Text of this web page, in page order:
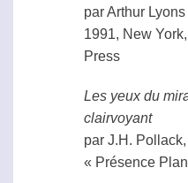
par Arthur
1991, New
Press
Les yeux du
clairvoyant
par J.H.
« Présence